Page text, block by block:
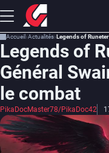
Accueil Actualités Legends of
Legends of
Général
le combat
PikaDocMaster78/PikaDoc42